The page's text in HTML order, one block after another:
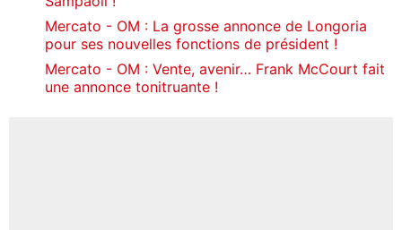
Mercato - OM : La grosse annonce de Longoria
pour ses nouvelles fonctions de président !
Mercato - OM : Vente, avenir… Frank McCourt fait
une annonce tonitruante !